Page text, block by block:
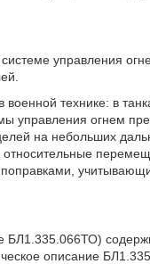
системе управления
технике: в
управления огнем
на небольших
относительные
описание